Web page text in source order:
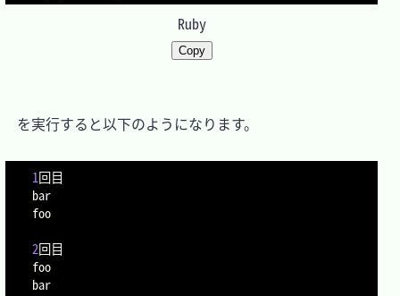
Ruby
Copy
を実行すると以下のようになります。
1回目
bar
foo
2回目
foo
bar